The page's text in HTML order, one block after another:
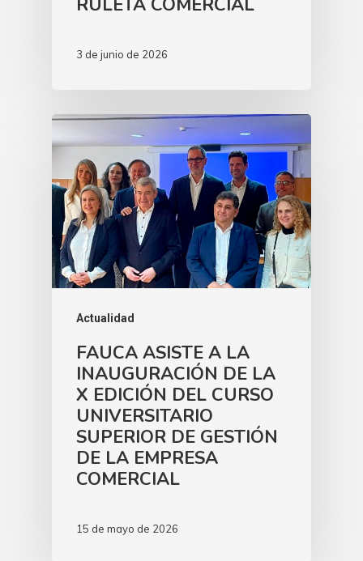
3 de junio de 2026
Actualidad
FAUCA ASISTE A LA
INAUGURACIÓN DE LA
X EDICIÓN DEL CURSO
UNIVERSITARIO
SUPERIOR DE GESTIÓN
DE LA EMPRESA
COMERCIAL
15 de mayo de 2026